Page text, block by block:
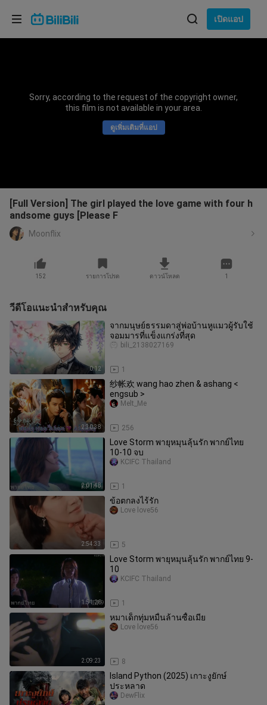
เปิดแอป
Sorry, according to the request of the copyright owner,
this film is not available in your area.
ดูเพิ่มเติมที่แอป
[Full Version] The girl played the love game with four h
andsome guys [Please F
Moonflix
152 รายการโปรด ดาวน์โหลด 1
วีดีโอแนะนำสำหรับคุณ
0:12
จากมนุษย์ธรรมดาสู่พ่อบ้านหูแมวผู้รับใช้
จอมมารที่แข็งแกร่งที่สุด
1
bili_2138027169
2:30:38
纱帐欢 wang hao zhen & ashang <
engsub >
256
Melt_Me
2:01:48
Love Storm พายุหมุนลุ้นรัก พากย์ไทย
10-10 จบ
1
KCIFC Thailand
2:54:33
ข้อตกลงไร้รัก
5
Love love56
1:51:20
Love Storm พายุหมุนลุ้นรัก พากย์ไทย 9-
10
1
KCIFC Thailand
2:09:23
หมาเด็กทุ่มหมื่นล้านซื้อเมีย
8
Love love56
Island Python (2025) เกาะงูยักษ์
ประหลาด
DewFlix
เลือกภาษา